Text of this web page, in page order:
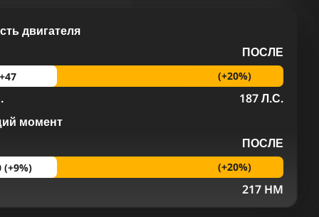
двигателя
ПОСЛЕ
+47 (+20%)
187 Л.С.
момент
ПОСЛЕ
(+9%) (+20%)
217 HM